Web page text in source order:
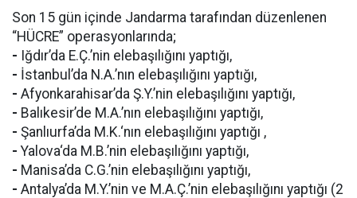
Son 15 gün içinde Jandarma tarafından düzenlenen
“HÜCRE” operasyonlarında;
- Iğdır’da E.Ç.’nin elebaşılığını yaptığı,
- İstanbul’da N.A.’nın elebaşılığını yaptığı,
- Afyonkarahisar’da Ş.Y.’nin elebaşılığını yaptığı,
- Balıkesir’de M.A.’nın elebaşılığını yaptığı,
- Şanlıurfa’da M.K.‘nın elebaşılığını yaptığı ,
- Yalova‘da M.B.’nin elebaşılığını yaptığı,
- Manisa’da C.G.’nin elebaşılığını yaptığı,
- Antalya’da M.Y.’nin ve M.A.Ç.’nin elebaşılığını yaptığı (2